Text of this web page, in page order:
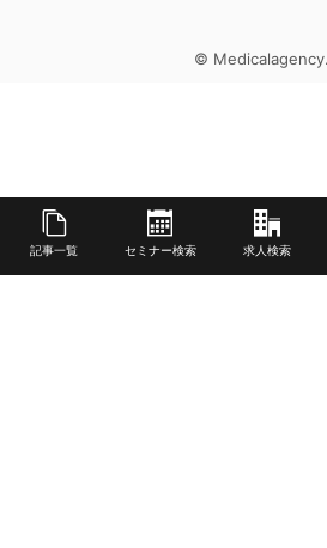
記事一覧 セミナー検索 求人検索
©